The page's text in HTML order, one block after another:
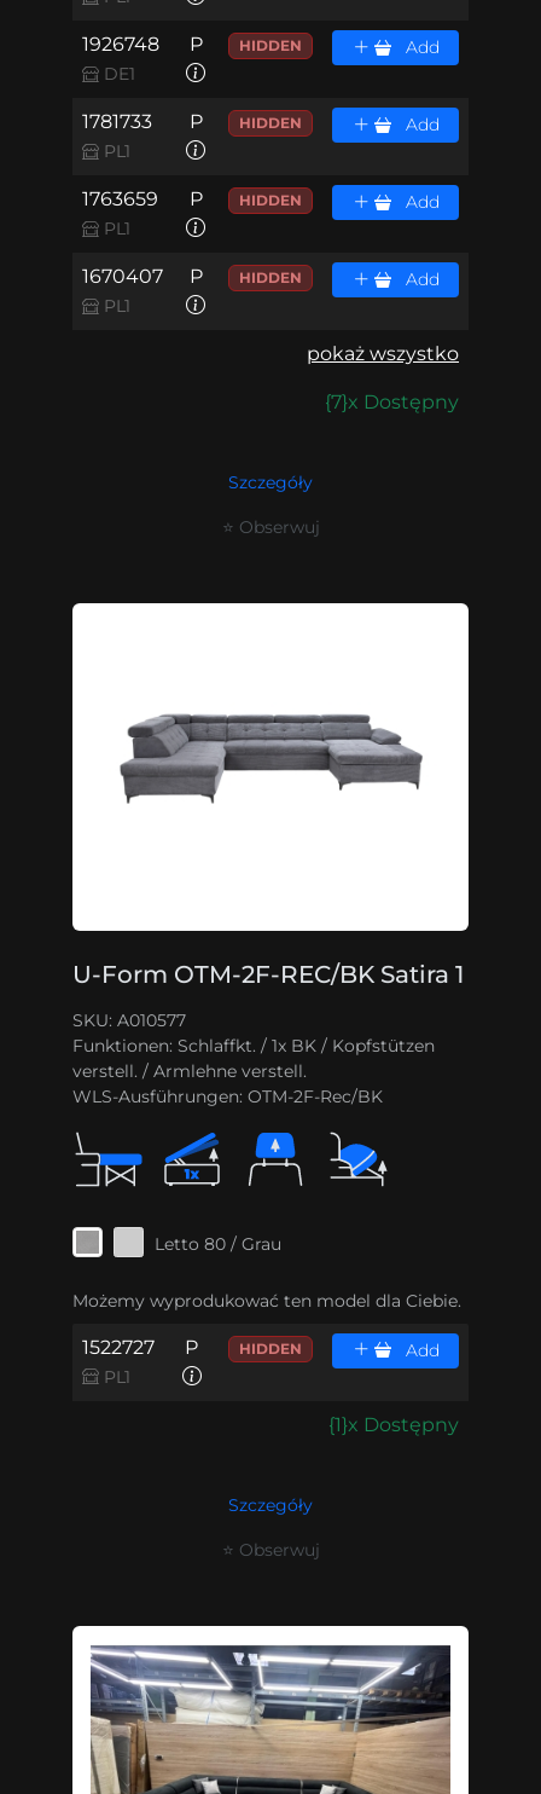
1926748
DE1
P HIDDEN Add
1781733
PL1
P HIDDEN Add
1763659
PL1
P HIDDEN Add
1670407
PL1
P HIDDEN Add
pokaż wszystko
{7}x Dostępny
Szczegóły
⭐ Obserwuj
U-Form OTM-2F-REC/BK Satira 1
SKU: A010577
Funktionen: Schlaffkt. / 1x BK / Kopfstützen
verstell. / Armlehne verstell.
WLS-Ausführungen: OTM-2F-Rec/BK
Letto 80 / Grau
Możemy wyprodukować ten model dla Ciebie.
1522727
PL1
P HIDDEN Add
{1}x Dostępny
Szczegóły
⭐ Obserwuj